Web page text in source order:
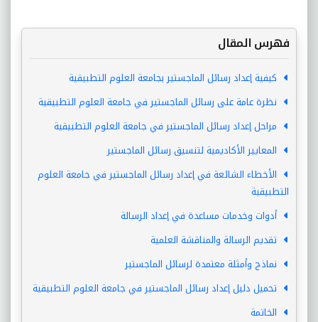
فهرس المقال
كيفية إعداد رسائل الماجستير بجامعة العلوم التطبيقية
نظرة عامة على رسائل الماجستير في جامعة العلوم التطبيقية
مراحل إعداد رسائل الماجستير في جامعة العلوم التطبيقية
المعايير الأكاديمية لتنسيق رسائل الماجستير
الأخطاء الشائعة في إعداد رسائل الماجستير في جامعة العلوم
التطبيقية
أدوات وخدمات مساعدة في إعداد الرسالة
تقديم الرسالة والمناقشة العلمية
نماذج وأمثلة معتمدة لرسائل الماجستير
تحميل دليل إعداد رسائل الماجستير في جامعة العلوم التطبيقية
الخاتمة